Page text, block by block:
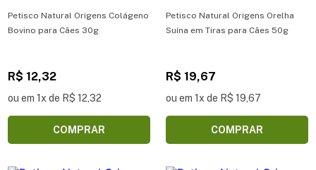
Petisco Natural Origens Colágeno
Bovino para Cães 30g
R$ 12,32
ou em 1x de R$ 12,32
COMPRAR
Petisco Natural Origens Orelha
Suína em Tiras para Cães 50g
R$ 19,67
ou em 1x de R$ 19,67
COMPRAR